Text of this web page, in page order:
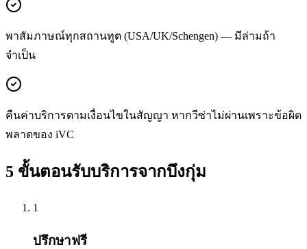
พาสัมภาษณ์ทุกสถานทูต (USA/UK/Schengen) — มีล่ามถ้า
จำเป็น
คืนค่าบริการตามเงื่อนไขในสัญญา หากวีซ่าไม่ผ่านเพราะข้อผิด
พลาดของ iVC
5 ขั้นตอนรับบริการจากบึงกุ่ม
1
ปรึกษาฟรี